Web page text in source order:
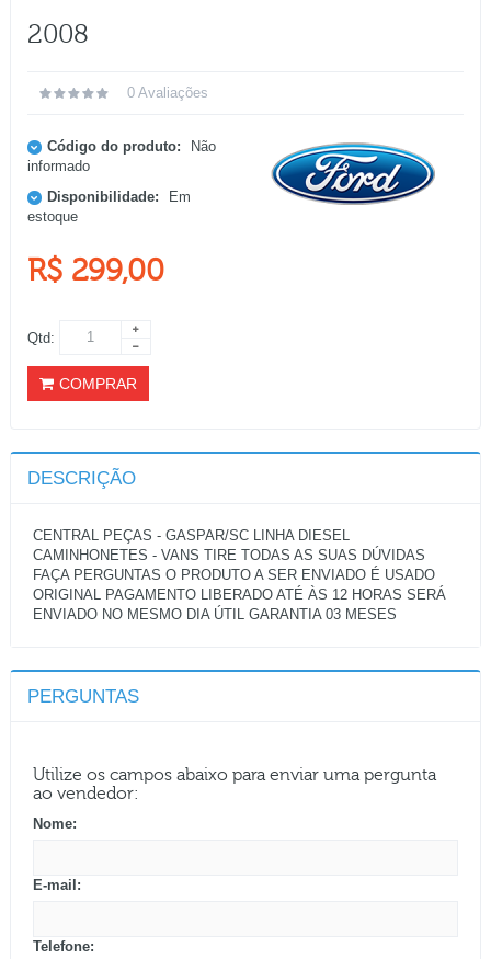
2008
0 Avaliações
Código do produto:
Não
informado
Disponibilidade:
Em
estoque
R$ 299,00
Qtd:
COMPRAR
DESCRIÇÃO
CENTRAL PEÇAS - GASPAR/SC LINHA DIESEL
CAMINHONETES - VANS TIRE TODAS AS SUAS DÚVIDAS
FAÇA PERGUNTAS O PRODUTO A SER ENVIADO É USADO
ORIGINAL PAGAMENTO LIBERADO ATÉ ÀS 12 HORAS SERÁ
ENVIADO NO MESMO DIA ÚTIL GARANTIA 03 MESES
PERGUNTAS
Utilize os campos abaixo para enviar uma pergunta
ao vendedor:
Nome:
E-mail:
Telefone: